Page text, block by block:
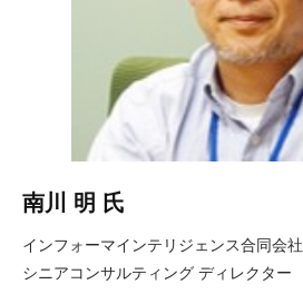
南川 明 氏
インフォーマインテリジェンス合同会社
シニアコンサルティング ディレクター